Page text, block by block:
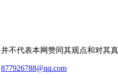
不代表本网赞同其观点和对其真
877926788@qq.com